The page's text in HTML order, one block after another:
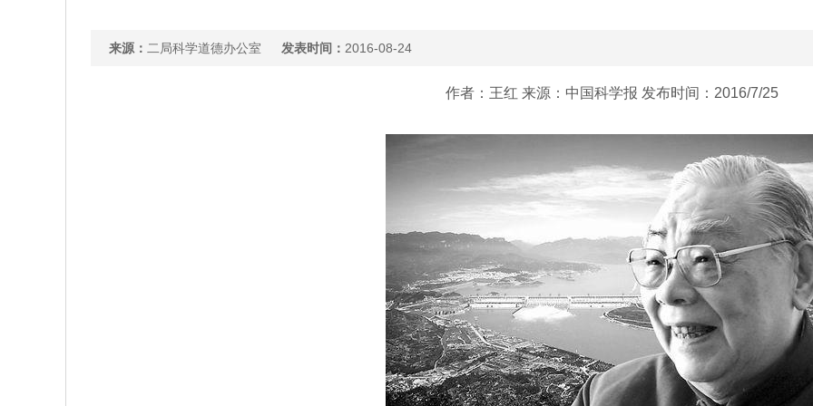
来源： 二局科学道德办公室 发表时间： 2016-08-24
作者：王红 来源：中国科学报 发布时间：2016/7/25